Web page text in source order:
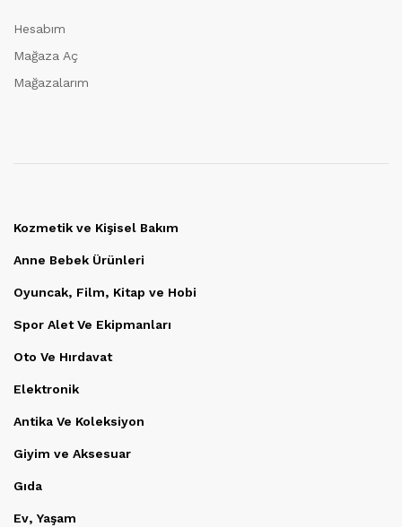
Hesabım
Mağaza Aç
Mağazalarım
Kozmetik ve Kişisel Bakım
Anne Bebek Ürünleri
Oyuncak, Film, Kitap ve Hobi
Spor Alet Ve Ekipmanları
Oto Ve Hırdavat
Elektronik
Antika Ve Koleksiyon
Giyim ve Aksesuar
Gıda
Ev, Yaşam